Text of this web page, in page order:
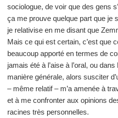
sociologue, de voir que des gens
ça me prouve quelque part que je
je relativise en me disant que
Mais ce qui est certain, c’est que
beaucoup apporté en termes de
jamais été à l’aise à l’oral, ou
manière générale, alors susciter
– même relatif – m’a amenée à
et à me confronter aux opinions
racines très personnelles.